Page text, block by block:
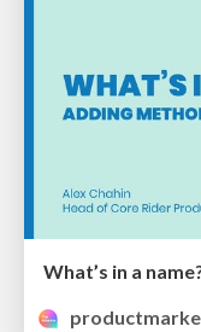
What’s in a